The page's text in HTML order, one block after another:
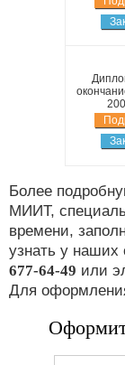
Более
МИИТ,
времени,
узнать у наших
677-64-49 или
Для